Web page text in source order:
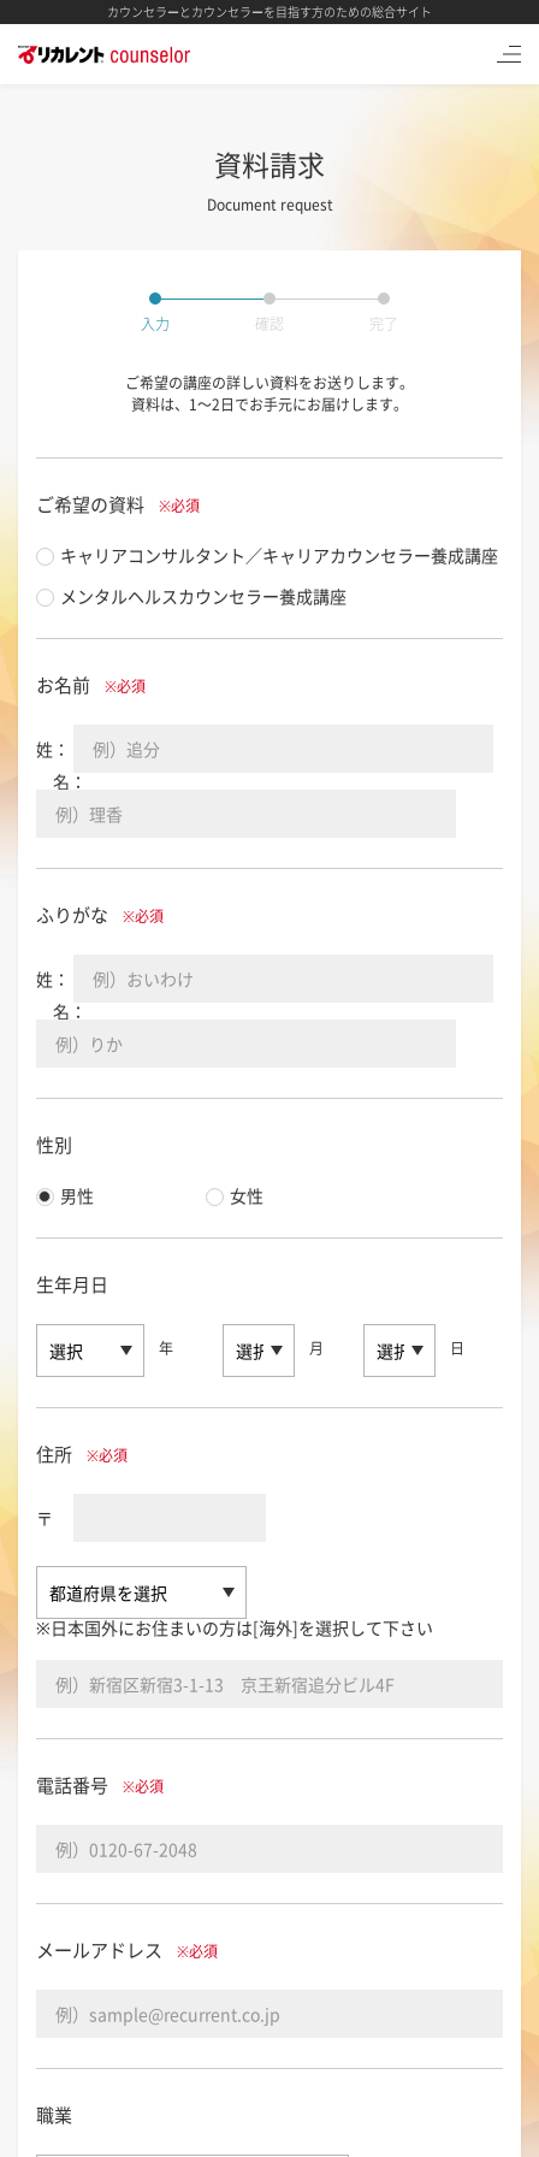
カウンセラーとカウンセラーを目指す方のための総合サイト
資料請求
Document request
入力 確認 完了
ご希望の講座の詳しい資料をお送りします。
資料は、1～2日でお手元にお届けします。
ご希望の資料 ※必須
キャリアコンサルタント／キャリアカウンセラー養成講座
メンタルヘルスカウンセラー養成講座
お名前 ※必須
姓：
名：
ふりがな ※必須
姓：
名：
性別
男性 女性
生年月日
年 月 日
住所 ※必須
〒
※日本国外にお住まいの方は[海外]を選択して下さい
電話番号 ※必須
メールアドレス ※必須
職業